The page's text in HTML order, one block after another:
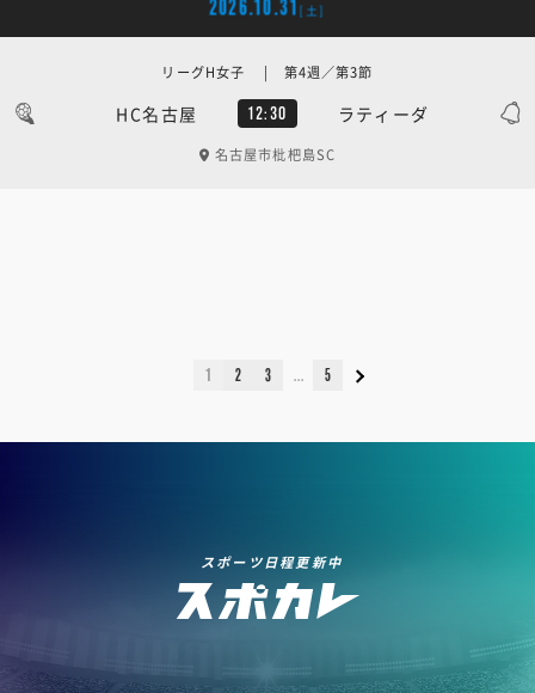
2026.10.31 [土]
HC名古屋 12:30 ラティーダ
リーグH女子 | 第4週／第3節
名古屋市枇杷島SC
1 2 3 5
スポーツ日程更新中